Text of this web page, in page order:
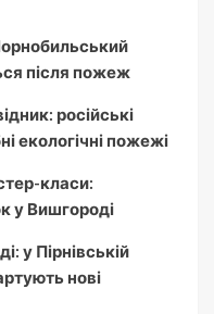
після пожеж
російські
екологічні пожежі
класи:
у Вишгороді
у Пірнівській
нові